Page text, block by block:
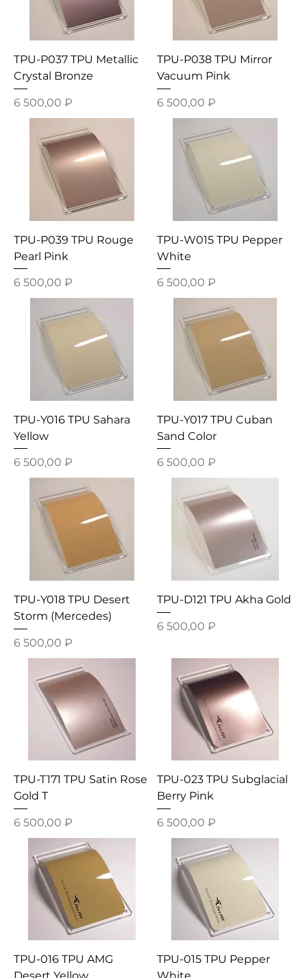
TPU-P037 TPU Metallic
Crystal Bronze
Цена
6 500,00 ₽
TPU-P038 TPU Mirror
Vacuum Pink
Цена
6 500,00 ₽
TPU-P039 TPU Rouge
Pearl Pink
Цена
6 500,00 ₽
TPU-W015 TPU Pepper
White
Цена
6 500,00 ₽
TPU-Y016 TPU Sahara
Yellow
Цена
6 500,00 ₽
TPU-Y017 TPU Cuban
Sand Color
Цена
6 500,00 ₽
TPU-Y018 TPU Desert
Storm (Mercedes)
Цена
6 500,00 ₽
TPU-D121 TPU Akha Gold
Цена
6 500,00 ₽
TPU-T171 TPU Satin Rose
Gold T
Цена
6 500,00 ₽
TPU-023 TPU Subglacial
Berry Pink
Цена
6 500,00 ₽
TPU-016 TPU AMG
TPU-015 TPU Pepper